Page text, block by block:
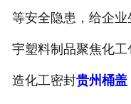
等安全隐患，给企
宇塑料制品聚焦化
造化工密封贵州桶盖